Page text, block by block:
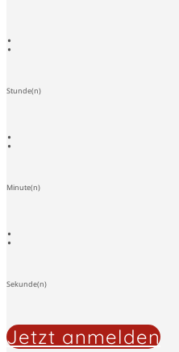
:
Stunde(n)
:
Minute(n)
:
Sekunde(n)
Jetzt anmelden